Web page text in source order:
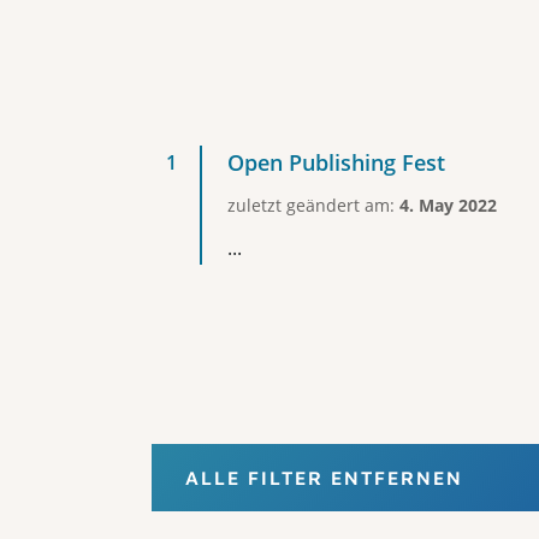
Open Publishing Fest
zuletzt geändert am: 4. May 2022
...
ALLE FILTER ENTFERNEN